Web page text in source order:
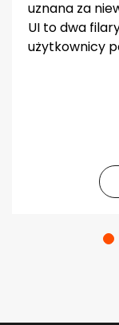
uznana za
UI to dwa
użytkownicy